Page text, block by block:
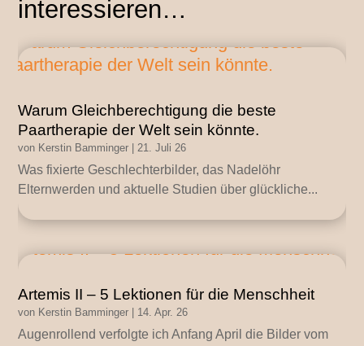
interessieren…
Warum Gleichberechtigung die beste
Paartherapie der Welt sein könnte.
von Kerstin Bamminger |21. Juli 26
Was fixierte Geschlechterbilder, das Nadelöhr
Elternwerden und aktuelle Studien über glückliche...
Artemis II – 5 Lektionen für die Menschheit
von Kerstin Bamminger 14. Apr. 26
Augenrollend verfolgte ich Anfang April die Bilder vom